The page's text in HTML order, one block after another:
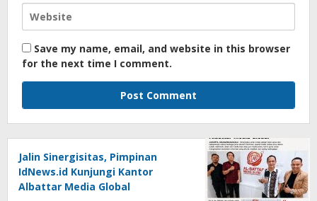
Save my name, email, and website in this browser
for the next time I comment.
Jalin Sinergisitas, Pimpinan
IdNews.id Kunjungi Kantor
Albattar Media Global